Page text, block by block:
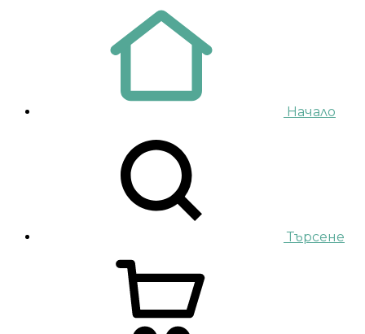
Начало
Търсене